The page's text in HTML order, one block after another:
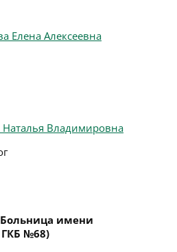
Елена Алексеевна
Владимировна
имени
№68)